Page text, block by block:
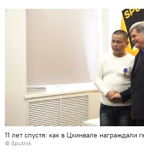
11 лет спустя: как в Цхинвале награждали
© Sputnik